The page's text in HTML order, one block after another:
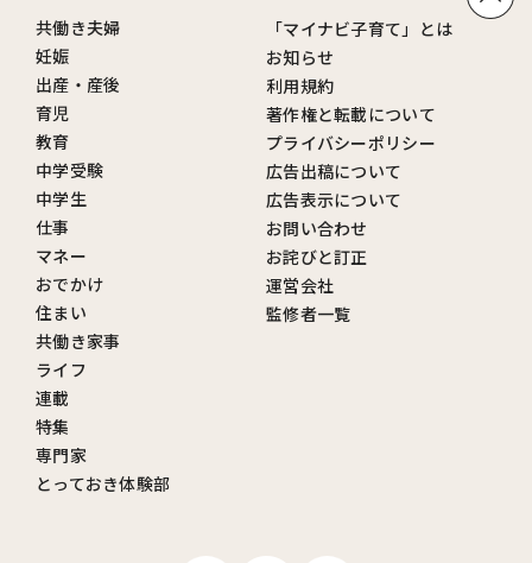
共働き夫婦
妊娠
出産・産後
育児
教育
中学受験
中学生
仕事
マネー
おでかけ
住まい
共働き家事
ライフ
連載
特集
専門家
とっておき体験部
「マイナビ子育て」とは
お知らせ
利用規約
著作権と転載について
プライバシーポリシー
広告出稿について
広告表示について
お問い合わせ
お詫びと訂正
運営会社
監修者一覧